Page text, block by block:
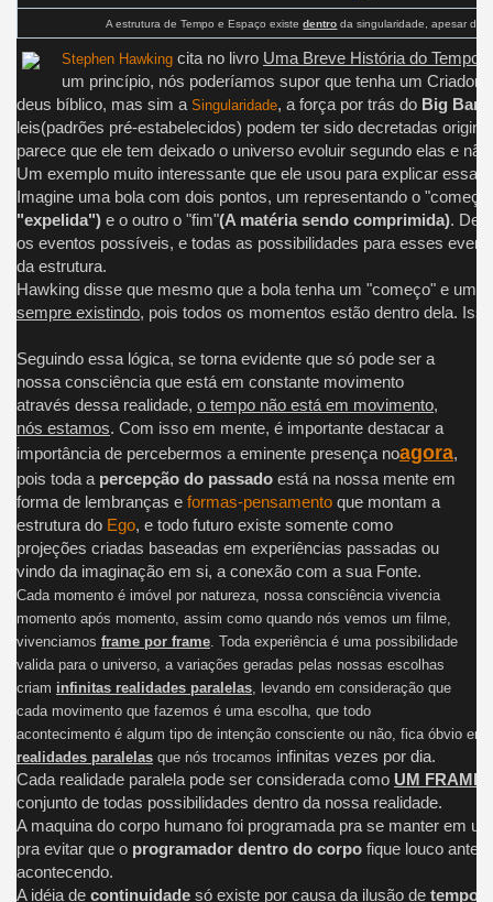
A estrutura de Tempo e Espaço existedentro da singularidade, apesar de
Stephen Hawkingcita no livro Uma Breve História do Tempo
um princípio, nós poderíamos supor que tenha um
deus bíblico, mas sim a Singularidade, a força por trás do Big
leis(padrões pré-estabelecidos) podem ter sido decretadas
parece que ele tem deixado o universo evoluir segundo elas e
Um exemplo muito interessante que ele usou para explicar essa
Imagine uma bola com dois pontos, um representando o "começo"
"expelida")e o outro o "fim"(A matéria sendo comprimida).
os eventos possíveis, e todas as possibilidades para esses
da estrutura.
Hawking disse que mesmo que a bola tenha um "começo" e um
sempre existindo, pois todos os momentos estão dentro dela.
Seguindo essa lógica, se torna evidente que só pode ser a
nossa consciência que está em constante movimento
através dessa realidade, o tempo não está em movimento,
nós estamos. Com isso em mente, é importante destacar a
importância de percebermos a eminente presença noagora,
pois toda a percepção do passadoestá na nossa mente em
forma de lembranças e formas-pensamentoque montam a
estrutura do Ego, e todo futuro existe somente como
projeções criadas baseadas em experiências passadas ou
vindo da imaginação em si, a conexão com a sua Fonte.
Cada momento é imóvel por natureza, nossa consciência vivencia
momento após momento, assim como quando nós vemos um filme,
vivenciamos frame por frame. Toda experiência é uma possibilidade
valida para o universo, a variações geradas pelas nossas escolhas
criam infinitas realidades paralelas, levando em consideração que
cada movimento que fazemos é uma escolha, que todo
acontecimento é algum tipo de intenção consciente ou não, fica óbvio
realidades paralelasque nós trocamos infinitas vezes por dia.
Cada realidade paralela pode ser considerada como UM FRAME
conjunto de todas possibilidades dentro da nossa realidade.
A maquina do corpo humano foi programada pra se manter em
pra evitar que o programador dentro do corpofique louco antes
acontecendo.
A idéia de continuidadesó existe por causa da ilusão de tempo